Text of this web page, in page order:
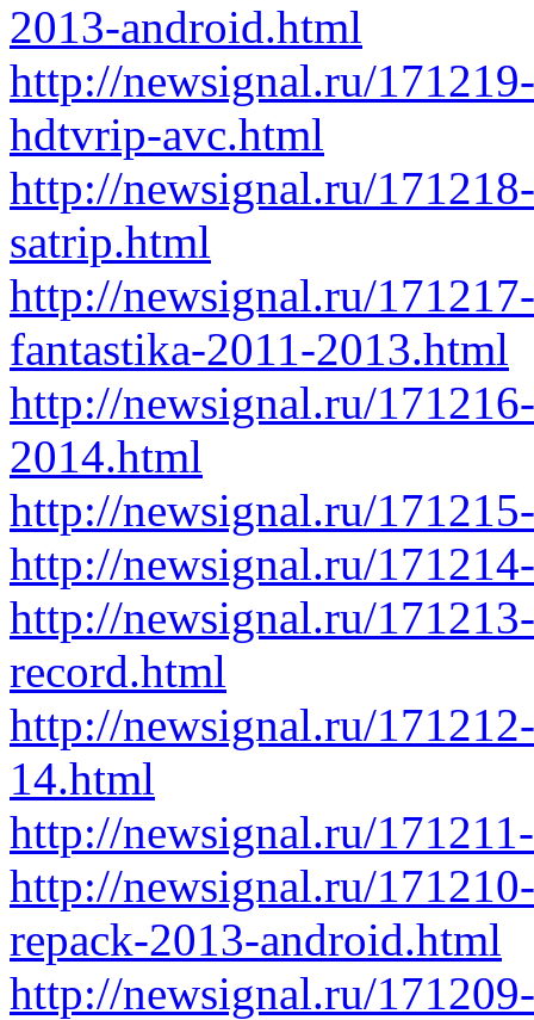
2013-android.html
http://newsignal.ru/
hdtvrip-avc.html
http://newsignal.ru/
satrip.html
http://newsignal.ru/
fantastika-2011-2013.html
http://newsignal.ru/
2014.html
http://newsignal.ru/
http://newsignal.ru/
http://newsignal.ru/
record.html
http://newsignal.ru/
14.html
http://newsignal.ru/
http://newsignal.ru/
repack-2013-android.html
http://newsignal.ru/